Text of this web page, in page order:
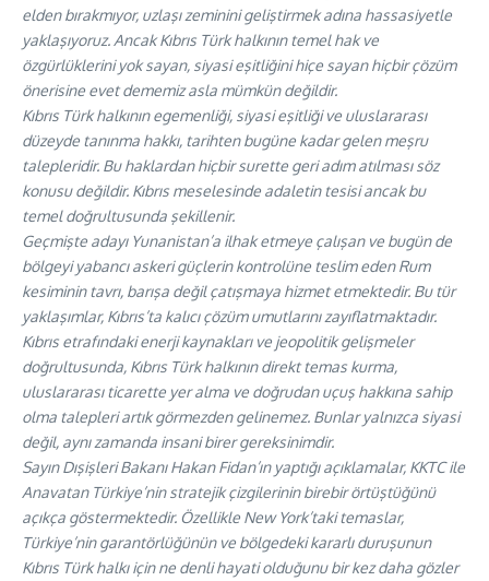
elden bırakmıyor, uzlaşı zeminini geliştirmek adına hassasiyetle
yaklaşıyoruz. Ancak Kıbrıs Türk halkının temel hak ve
özgürlüklerini yok sayan, siyasi eşitliğini hiçe sayan hiçbir çözüm
önerisine evet dememiz asla mümkün değildir.
Kıbrıs Türk halkının egemenliği, siyasi eşitliği ve uluslararası
düzeyde tanınma hakkı, tarihten bugüne kadar gelen meşru
talepleridir. Bu haklardan hiçbir surette geri adım atılması söz
konusu değildir. Kıbrıs meselesinde adaletin tesisi ancak bu
temel doğrultusunda şekillenir.
Geçmişte adayı Yunanistan’a ilhak etmeye çalışan ve bugün de
bölgeyi yabancı askeri güçlerin kontrolüne teslim eden Rum
kesiminin tavrı, barışa değil çatışmaya hizmet etmektedir. Bu tür
yaklaşımlar, Kıbrıs’ta kalıcı çözüm umutlarını zayıflatmaktadır.
Kıbrıs etrafındaki enerji kaynakları ve jeopolitik gelişmeler
doğrultusunda, Kıbrıs Türk halkının direkt temas kurma,
uluslararası ticarette yer alma ve doğrudan uçuş hakkına sahip
olma talepleri artık görmezden gelinemez. Bunlar yalnızca siyasi
değil, aynı zamanda insani birer gereksinimdir.
Sayın Dışişleri Bakanı Hakan Fidan’ın yaptığı açıklamalar, KKTC ile
Anavatan Türkiye’nin stratejik çizgilerinin birebir örtüştüğünü
açıkça göstermektedir. Özellikle New York’taki temaslar,
Türkiye’nin garantörlüğünün ve bölgedeki kararlı duruşunun
Kıbrıs Türk halkı için ne denli hayati olduğunu bir kez daha gözler